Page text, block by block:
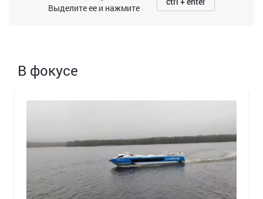
Выделите ее и нажмите
В фокусе